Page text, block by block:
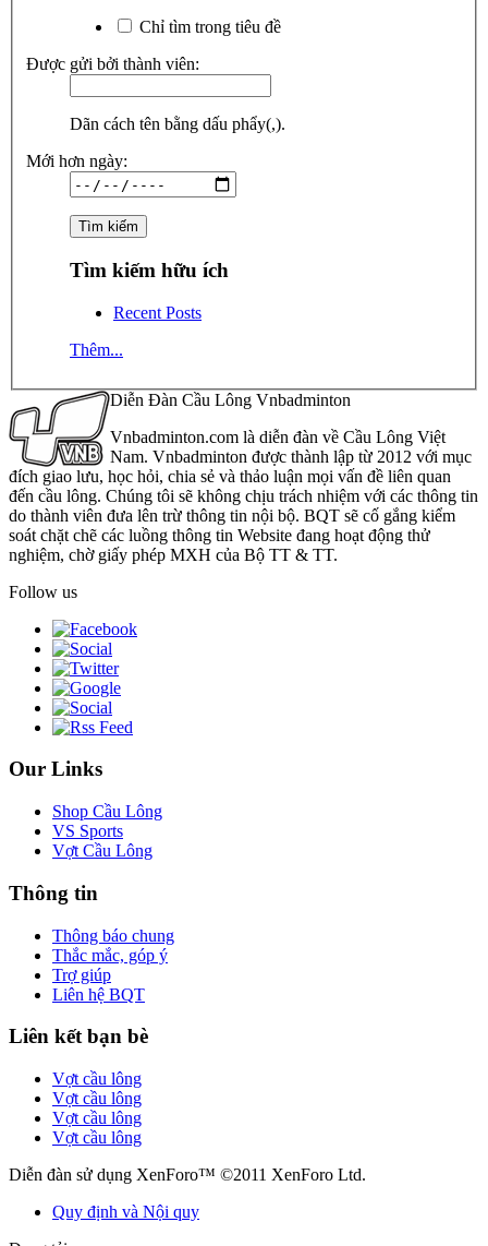
Chỉ tìm trong tiêu đề
Được gửi bởi thành viên:
Dãn cách tên bằng dấu phẩy(,).
Mới hơn ngày:
Tìm kiếm hữu ích
Recent Posts
Thêm...
Diễn Đàn Cầu Lông Vnbadminton
Vnbadminton.com là diễn đàn về Cầu Lông Việt
Nam. Vnbadminton được thành lập từ 2012 với mục
đích giao lưu, học hỏi, chia sẻ và thảo luận mọi vấn đề liên quan
đến cầu lông. Chúng tôi sẽ không chịu trách nhiệm với các thông tin
do thành viên đưa lên trừ thông tin nội bộ. BQT sẽ cố gắng kiểm
soát chặt chẽ các luồng thông tin Website đang hoạt động thử
nghiệm, chờ giấy phép MXH của Bộ TT & TT.
Follow us
Our Links
Shop Cầu Lông
VS Sports
Vợt Cầu Lông
Thông tin
Thông báo chung
Thắc mắc, góp ý
Trợ giúp
Liên hệ BQT
Liên kết bạn bè
Vợt cầu lông
Vợt cầu lông
Vợt cầu lông
Vợt cầu lông
Diễn đàn sử dụng XenForo™ ©2011 XenForo Ltd.
Quy định và Nội quy